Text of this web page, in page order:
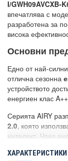
I/GWH09AVCXB-
впечатлява с
разработена за
висока
Основни
Едно от най-
отлична сезонна
устройството
енергиен клас
Серията AIRY
2.0, която
интелект. Чрез
годишното
ХАРАКТЕРИСТИКИ